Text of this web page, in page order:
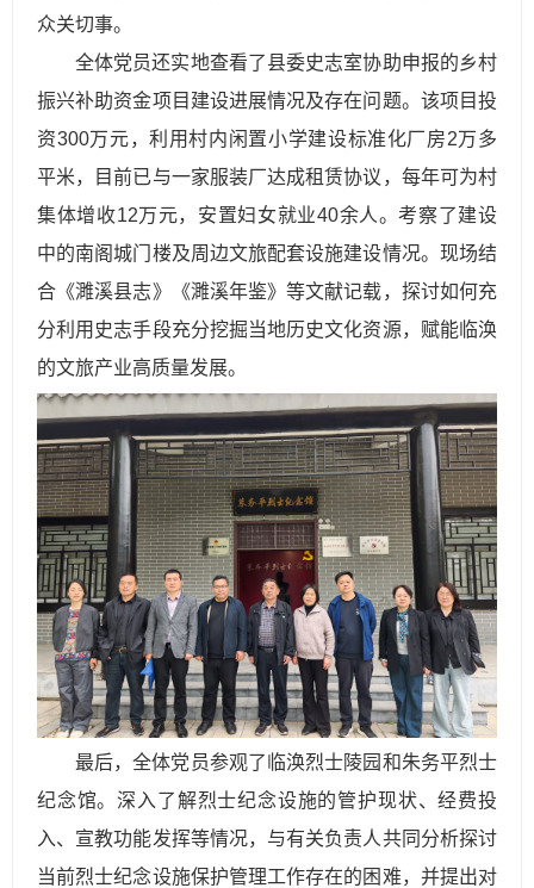
众关切事。
全体党员还实地查看了县委史志室协助申报的乡村
振兴补助资金项目建设进展情况及存在问题。该项目投
资300万元，利用村内闲置小学建设标准化厂房2万多
平米，目前已与一家服装厂达成租赁协议，每年可为村
集体增收12万元，安置妇女就业40余人。考察了建设
中的南阁城门楼及周边文旅配套设施建设情况。现场结
合《濉溪县志》《濉溪年鉴》等文献记载，探讨如何充
分利用史志手段充分挖掘当地历史文化资源，赋能临涣
的文旅产业高质量发展。
最后，全体党员参观了临涣烈士陵园和朱务平烈士
纪念馆。深入了解烈士纪念设施的管护现状、经费投
入、宣教功能发挥等情况，与有关负责人共同分析探讨
当前烈士纪念设施保护管理工作存在的困难，并提出对